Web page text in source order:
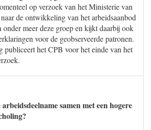
op verzoek van het Ministerie van
de ontwikkeling van het arbeidsaanbod
meer deze groep en kijkt daarbij ook
voor de geobserveerde patronen.
publiceert het CPB voor het einde van het
samen met een hogere